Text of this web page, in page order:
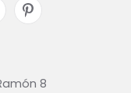
8